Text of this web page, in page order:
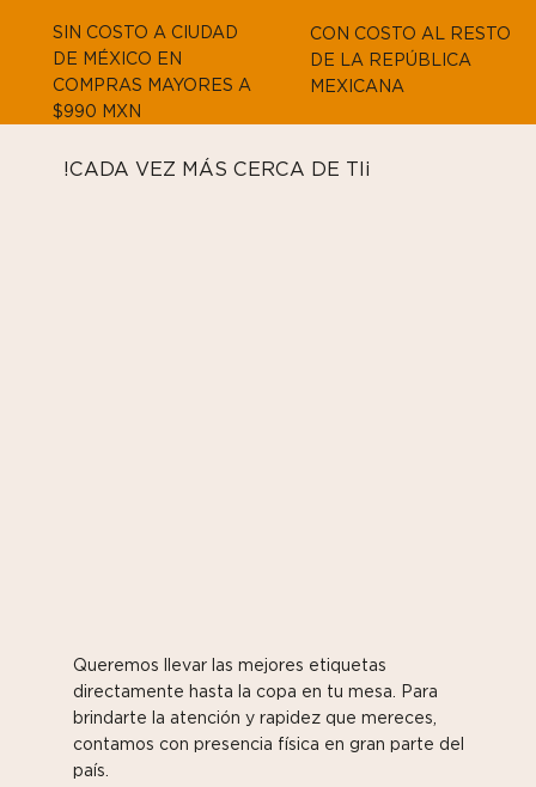
SIN COSTO A CIUDAD
DE MÉXICO EN
COMPRAS MAYORES A
$990 MXN
CON COSTO AL RESTO
DE LA REPÚBLICA
MEXICANA
Queremos llevar las mejores etiquetas
directamente hasta la copa en tu mesa. Para
brindarte la atención y rapidez que mereces,
contamos con presencia física en gran parte del
país.
!CADA VEZ MÁS CERCA DE TI¡